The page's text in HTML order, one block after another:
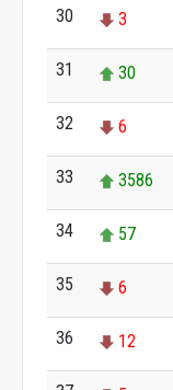
30 3
31 30
32 6
33 3586
34 57
35 6
36 12